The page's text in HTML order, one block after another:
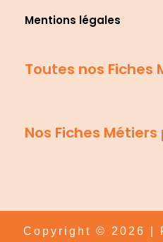
Mentions légales
Toutes nos Fiches
Nos Fiches
Copyright © 2026 |